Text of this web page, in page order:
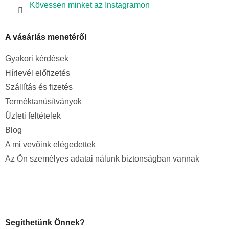
Kövessen minket az Instagramon
A vásárlás menetéről
Gyakori kérdések
Hírlevél előfizetés
Szállítás és fizetés
Terméktanúsítványok
Üzleti feltételek
Blog
A mi vevőink elégedettek
Az Ön személyes adatai nálunk biztonságban vannak
Segíthetünk Önnek?